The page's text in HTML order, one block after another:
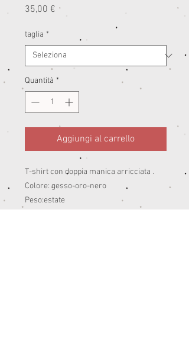
35,00 € Prezzo
taglia *
Quantità *
Aggiungi al carrello
T-shirt con doppia manica arricciata .
Colore: gesso-oro-nero
Peso:estate